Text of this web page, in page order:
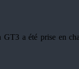
a été prise en